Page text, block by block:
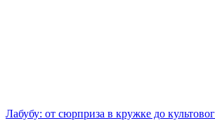
Лабубу: от сюрприза в кружке до